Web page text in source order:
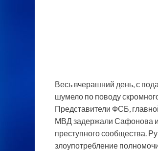
Весь вчерашний день, с
шумело по поводу
Представители ФСБ,
МВДзадержали Сафонова и
преступного сообщества.
злоупотребление